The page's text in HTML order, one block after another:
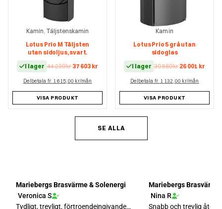
Kamin, Täljstenskamin
Lotus Prio M Täljsten
utan sidoljus, svart.
I lager 44 239krDet
priset
44
239 kr.
37 603 krDet
nuvarande
603 kr.
Delbetala fr. 1 615,00 kr/mån
VISA PRODUKT
Kamin
Lotus Prio 5 grå utan
sidoglas
I lager 30 589krDet
priset
30
589 kr.
26 001 krDet
001
Delbetala fr. 1 132,00 kr/mån
VISA PRODUKT
SE ALLA